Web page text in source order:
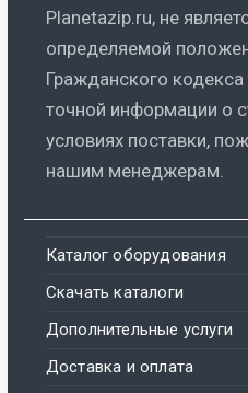
Planetazip.ru, не
определяемой
Гражданского
точной информации о
условиях поставки,
нашим менеджерам.
Каталог оборудования
Скачать каталоги
Дополнительные услуги
Доставка и оплата